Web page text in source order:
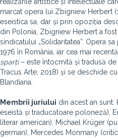
marcat opera lui Zbigniew Herbert
eseistica sa, dar și prin opoziția
din Polonia, Zbigniew Herbert a
sindicatului „Solidaritatea”. Opera
1976 în România, iar cea mai
sparți– este întocmită și tradusă de
Tracus Arte, 2018) și se deschide
Blandiana.
Membrii juriului din acest an sunt:
eseistă și traducătoare poloneză),
literar american), Michael Krüger
german), Mercedes Monmany